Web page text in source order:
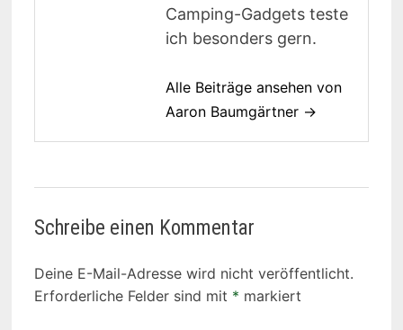
Camping-Gadgets teste
ich besonders gern.
Alle Beiträge ansehen von
Aaron Baumgärtner →
Schreibe einen Kommentar
Deine E-Mail-Adresse wird nicht veröffentlicht.
Erforderliche Felder sind mit * markiert